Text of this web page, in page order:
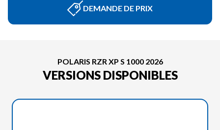
DEMANDE DE PRIX
POLARIS RZR XP S 1000 2026
VERSIONS DISPONIBLES